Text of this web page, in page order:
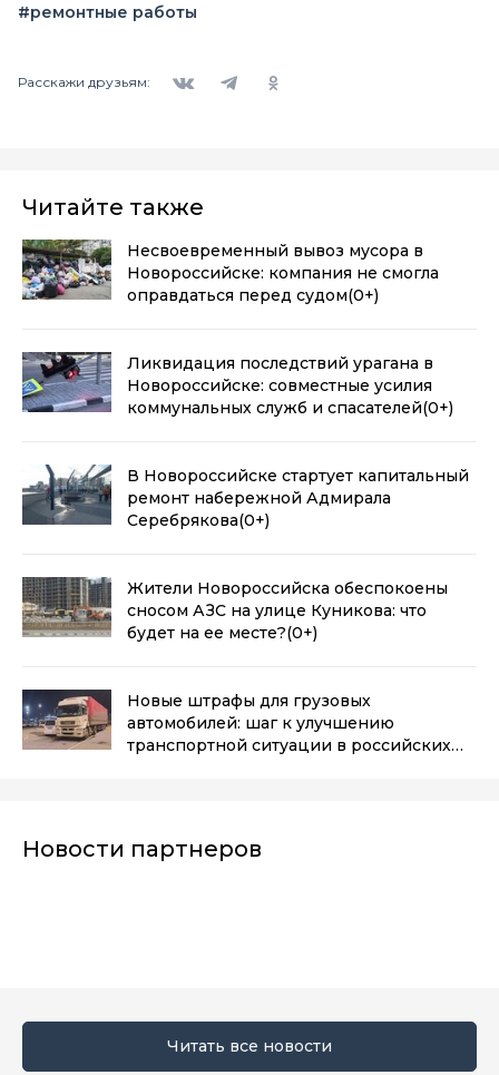
#ремонтные работы
Расскажи друзьям:
Читайте также
Несвоевременный вывоз мусора в
Новороссийске: компания не смогла
оправдаться перед судом(0+)
Ликвидация последствий урагана в
Новороссийске: совместные усилия
коммунальных служб и спасателей(0+)
В Новороссийске стартует капитальный
ремонт набережной Адмирала
Серебрякова(0+)
Жители Новороссийска обеспокоены
сносом АЗС на улице Куникова: что
будет на ее месте?(0+)
Новые штрафы для грузовых
автомобилей: шаг к улучшению
транспортной ситуации в российских
Новости партнеров
Читать все новости